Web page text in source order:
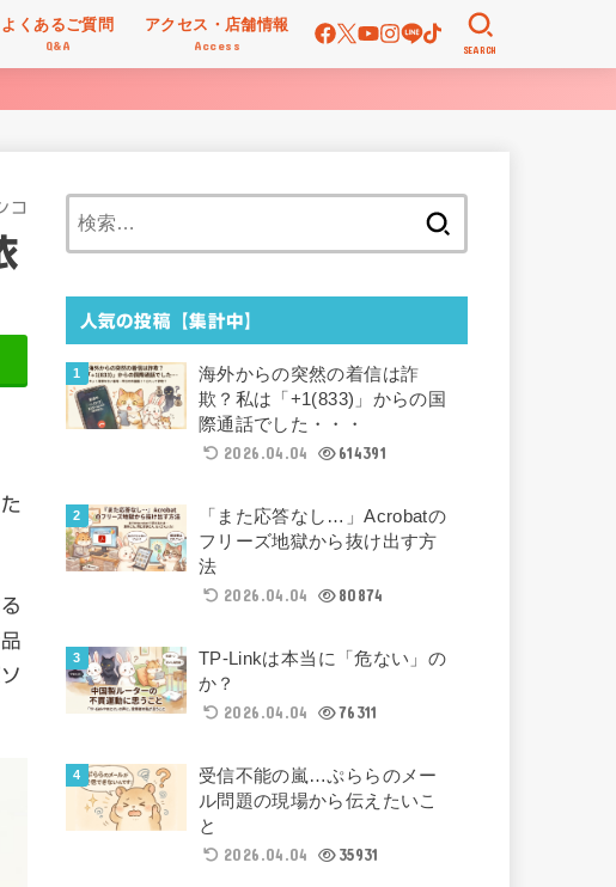
よくあるご質問
Q&A
アクセス・店舗情報
Access SEARCH
コ
人気の投稿【集計中】
海外からの突然の着信は詐
欺？私は「+1(833)」からの国
際通話でした・・・
2026.04.04
614391
「また応答なし…」Acrobatの
フリーズ地獄から抜け出す方
法
2026.04.04
80874
TP-Linkは本当に「危ない」の
か？
2026.04.04
76311
受信不能の嵐…ぷららのメー
ル問題の現場から伝えたいこ
と
2026.04.04
35931